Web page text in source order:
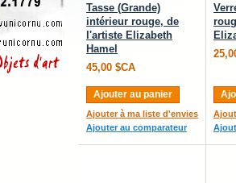
Tasse (Grande)
intérieur rouge, de
l'artiste Elizabeth
Hamel
45,00 $CA
Ajouter au panier
Ajouter à ma liste d'envies
Ajouter au comparateur